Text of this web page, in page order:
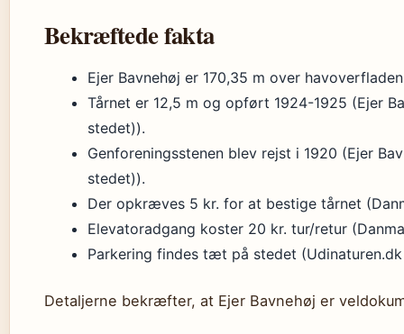
Bekræftede fakta
Ejer Bavnehøj er 170,35 m over
Tårnet er 12,5 m og opført 1924-1925 (Ejer
stedet)).
Genforeningsstenen blev rejst i 1920 (Ejer
stedet)).
Der opkræves 5 kr. for at bestige tårnet
Elevatoradgang koster 20 kr. tur/retur
Parkering findes tæt på stedet
Detaljerne bekræfter, at Ejer Bavnehøj er